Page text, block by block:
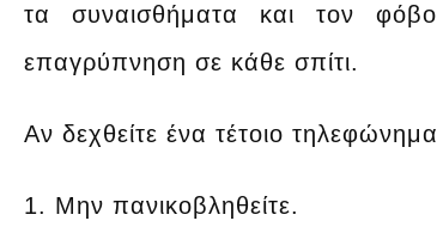
τα συναισθήματα και τον
επαγρύπνηση σε κάθε σπίτι.
Αν δεχθείτε ένα τέτοιο
1. Μην πανικοβληθείτε.